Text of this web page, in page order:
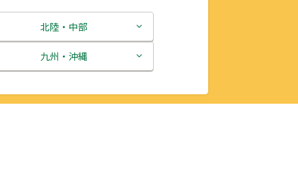
北陸・中部
新潟県
九州・沖縄